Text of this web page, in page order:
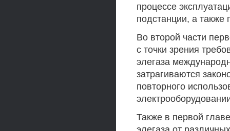
процессе
подстанции, а также
Во второй части
с точки зрения
элегаза
затрагиваются
повторного
Также в первой